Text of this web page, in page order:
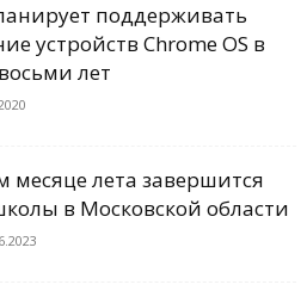
поддерживать
устройств Chrome OS в
лет
месяце лета завершится
в Московской области